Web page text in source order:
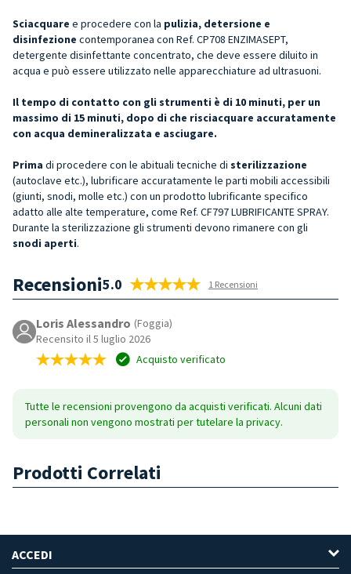
Sciacquare e procedere con la pulizia, detersione e
disinfezione contemporanea con Ref. CP708 ENZIMASEPT,
detergente disinfettante concentrato, che deve essere diluito in
acqua e può essere utilizzato nelle apparecchiature ad ultrasuoni.
Il tempo di contatto con gli strumenti è di 10 minuti, per un
massimo di 15 minuti, dopo di che risciacquare accuratamente
con acqua demineralizzata e asciugare.
Prima di procedere con le abituali tecniche di sterilizzazione
(autoclave etc.), lubrificare accuratamente le parti mobili accessibili
(giunti, snodi, molle etc.) con un prodotto lubrificante specifico
adatto alle alte temperature, come Ref. CF797 LUBRIFICANTE SPRAY.
Durante la sterilizzazione gli strumenti devono rimanere con gli
snodi aperti.
Recensioni5.0 1 Recensioni
Loris Alessandro (Foggia)
Recensito il 5 luglio 2026
Acquisto verificato
Tutte le recensioni provengono da acquisti verificati. Alcuni dati
personali non vengono mostrati per tutelare la privacy.
Prodotti Correlati
ACCEDI